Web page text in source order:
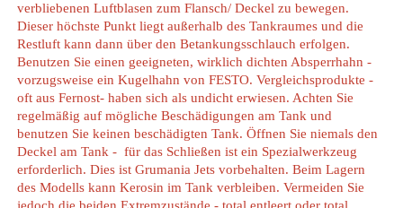
verbliebenen Luftblasen zum Flansch/ Deckel zu bewegen.
Dieser höchste Punkt liegt außerhalb des Tankraumes und die
Restluft kann dann über den Betankungsschlauch erfolgen.
Benutzen Sie einen geeigneten, wirklich dichten Absperrhahn -
vorzugsweise ein Kugelhahn von FESTO. Vergleichsprodukte -
oft aus Fernost- haben sich als undicht erwiesen. Achten Sie
regelmäßig auf mögliche Beschädigungen am Tank und
benutzen Sie keinen beschädigten Tank. Öffnen Sie niemals den
Deckel am Tank - für das Schließen ist ein Spezialwerkzeug
erforderlich. Dies ist Grumania Jets vorbehalten. Beim Lagern
des Modells kann Kerosin im Tank verbleiben. Vermeiden Sie